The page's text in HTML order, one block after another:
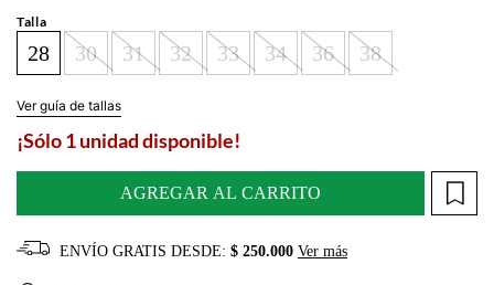
Talla
28 30 31 32 33 34 36 38
Ver guía de tallas
¡Sólo 1 unidad disponible!
AGREGAR AL CARRITO
ENVÍO GRATIS DESDE: $ 250.000 Ver más